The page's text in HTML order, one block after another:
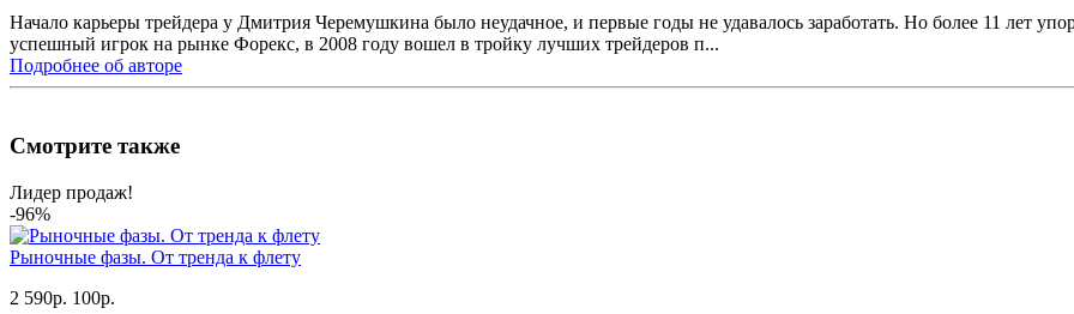
Начало карьеры трейдера у Дмитрия Черемушкина было неудачное, и первые годы не удавалось заработать. Но более 11 лет
успешный игрок на рынке Форекс, в 2008 году вошел в тройку лучших трейдеров п...
Подробнее об авторе
Смотрите также
Лидер продаж!
-96%
Рыночные фазы. От тренда к флету
2 590р. 100р.